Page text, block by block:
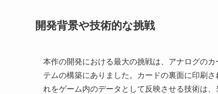
開発背景や技術的な挑戦
本作の開発における最大の挑戦は、アナログの
テムの構築にありました。カードの裏面に印刷
れをゲーム内のデータとして反映させる技術は